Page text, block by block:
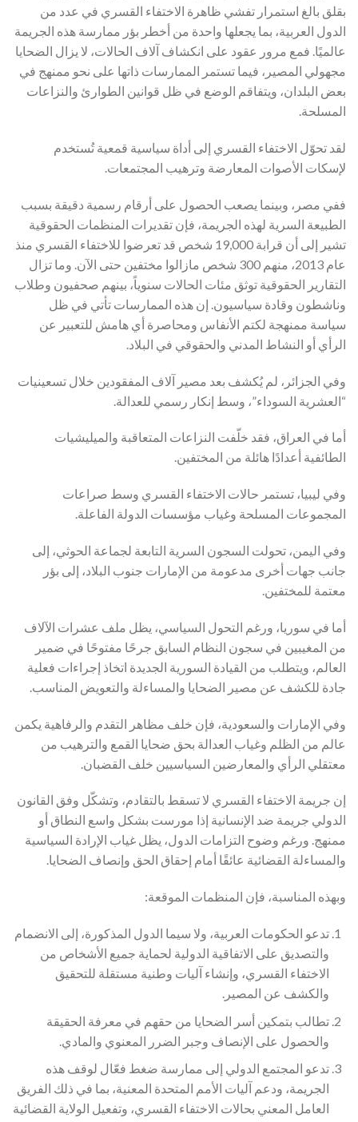
بقلق بالغ استمرار تفشي ظاهرة الاختفاء القسري في عدد من
الدول العربية، بما يجعلها واحدة من أخطر بؤر ممارسة هذه الجريمة
عالميًا. فمع مرور عقود على انكشاف آلاف الحالات، لا يزال الضحايا
مجهولي المصير، فيما تستمر الممارسات ذاتها على نحو ممنهج في
بعض البلدان، ويتفاقم الوضع في ظل قوانين الطوارئ والنزاعات
المسلحة.
لقد تحوّل الاختفاء القسري إلى أداة سياسية قمعية تُستخدم
لإسكات الأصوات المعارضة وترهيب المجتمعات.
ففي مصر، وبينما يصعب الحصول على أرقام رسمية دقيقة بسبب
الطبيعة السرية لهذه الجريمة، فإن تقديرات المنظمات الحقوقية
تشير إلى أن قرابة 19,000 شخص قد تعرضوا للاختفاء القسري منذ
عام 2013، منهم 300 شخص مازالوا مختفين حتى الآن. وما تزال
التقارير الحقوقية توثق مئات الحالات سنوياً، بينهم صحفيون وطلاب
وناشطون وقادة سياسيون. إن هذه الممارسات تأتي في ظل
سياسة ممنهجة لكتم الأنفاس ومحاصرة أي هامش للتعبير عن
الرأي أو النشاط المدني والحقوقي في البلاد.
وفي الجزائر، لم يُكشف بعد مصير آلاف المفقودين خلال تسعينيات
“العشرية السوداء”، وسط إنكار رسمي للعدالة.
أما في العراق، فقد خلّفت النزاعات المتعاقبة والميليشيات
الطائفية أعدادًا هائلة من المختفين.
وفي ليبيا، تستمر حالات الاختفاء القسري وسط صراعات
المجموعات المسلحة وغياب مؤسسات الدولة الفاعلة.
وفي اليمن، تحولت السجون السرية التابعة لجماعة الحوثي، إلى
جانب جهات أخرى مدعومة من الإمارات جنوب البلاد، إلى بؤر
معتمة للمختفين.
أما في سوريا، ورغم التحول السياسي، يظل ملف عشرات الآلاف
من المغيبين في سجون النظام السابق جرحًا مفتوحًا في ضمير
العالم، ويتطلب من القيادة السورية الجديدة اتخاذ إجراءات فعلية
جادة للكشف عن مصير الضحايا والمساءلة والتعويض المناسب.
وفي الإمارات والسعودية، فإن خلف مظاهر التقدم والرفاهية يكمن
عالم من الظلم وغياب العدالة بحق ضحايا القمع والترهيب من
معتقلي الرأي والمعارضين السياسيين خلف القضبان.
إن جريمة الاختفاء القسري لا تسقط بالتقادم، وتشكّل وفق القانون
الدولي جريمة ضد الإنسانية إذا مورست بشكل واسع النطاق أو
ممنهج. ورغم وضوح التزامات الدول، يظل غياب الإرادة السياسية
والمساءلة القضائية عائقًا أمام إحقاق الحق وإنصاف الضحايا.
وبهذه المناسبة، فإن المنظمات الموقعة:
تدعو الحكومات العربية، ولا سيما الدول المذكورة، إلى الانضمام
والتصديق على الاتفاقية الدولية لحماية جميع الأشخاص من
الاختفاء القسري، وإنشاء آليات وطنية مستقلة للتحقيق
والكشف عن المصير.
تطالب بتمكين أسر الضحايا من حقهم في معرفة الحقيقة
والحصول على الإنصاف وجبر الضرر المعنوي والمادي.
تدعو المجتمع الدولي إلى ممارسة ضغط فعّال لوقف هذه
الجريمة، ودعم آليات الأمم المتحدة المعنية، بما في ذلك الفريق
العامل المعني بحالات الاختفاء القسري، وتفعيل الولاية القضائية